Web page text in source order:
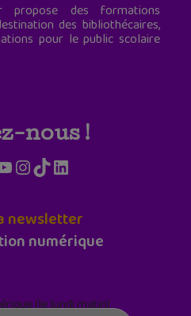
propose des formations
des bibliothécaires,
pour le public scolaire
nous !
Instagram
TikTokLinkedIn
newsletter
numérique
(le lundi matin)